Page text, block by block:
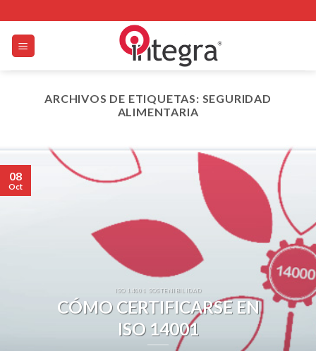
to
content
ARCHIVOS DE ETIQUETAS: SEGURIDAD
ALIMENTARIA
ISO 14001 SOSTENIBILIDAD
CÓMO CERTIFICARSE EN
ISO 14001
08
Oct